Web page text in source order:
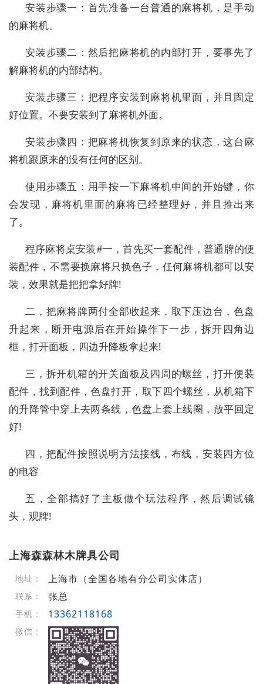
安装步骤一：首先准备一台普通的麻将机，是手动
的麻将机。
安装步骤二：然后把麻将机的内部打开，要事先了
解麻将机的内部结构。
安装步骤三：把程序安装到麻将机里面，并且固定
好位置。不要安装到了麻将机外面。
安装步骤四：把麻将机恢复到原来的状态，这台麻
将机跟原来的没有任何的区别。
使用步骤五：用手按一下麻将机中间的开始键，你
会发现，麻将机里面的麻将已经整理好，并且推出来
了。
程序麻将桌安装#一，首先买一套配件，普通牌的便
装配件，不需要换麻将只换色子，任何麻将机都可以安
装，效果就是把把拿好牌!
二，把麻将牌两付全部收起来，取下压边台，色盘
升起来，断开电源后在开始操作下一步，拆开四角边
框，打开面板，四边升降板拿起来!
三，拆开机箱的开关面板及四周的螺丝，打开便装
配件，找到配件，色盘打开，取下四个螺丝，从机箱下
的升降管中穿上去两条线，色盘上套上线圈，放平回定
好!
四，把配件按照说明方法接线，布线，安装四方位
的电容
五，全部搞好了主板做个玩法程序，然后调试镜
头，观牌!
上海森森林木牌具公司
地址： 上海市（全国各地有分公司实体店）
联系： 张总
手机： 13362118168
微信：